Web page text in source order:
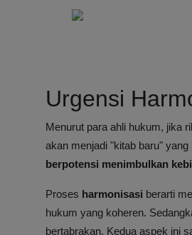
Urgensi
Menurut para ahli hukum, jika
akan menjadi "kitab baru"
berpotensi menimbulkan
Proses harmonisasi berarti
hukum yang koheren.
bertabrakan. Kedua aspek ini